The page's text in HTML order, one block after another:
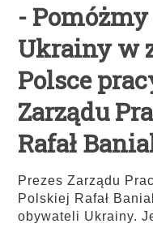
-
Ukrainy w
Polsce
Zarządu
Rafał
Prezes Zarządu
Polskiej Rafał
obywateli Ukrainy.